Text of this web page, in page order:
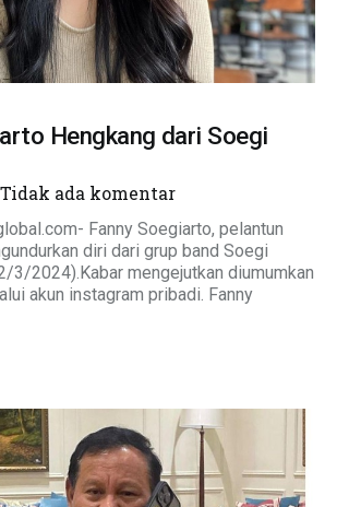
Hengkang dari Soegi
Tidak ada komentar
Fanny Soegiarto, pelantun
diri dari grup band Soegi
3/2024).Kabar mengejutkan diumumkan
akun instagram pribadi. Fanny